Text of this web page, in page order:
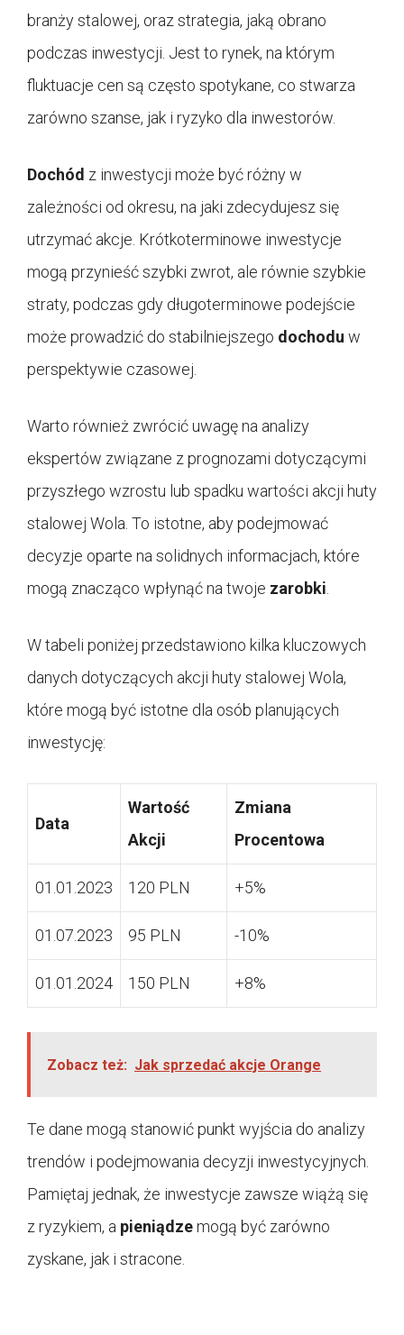
branży stalowej, oraz strategia, jaką obrano
podczas inwestycji. Jest to rynek, na którym
fluktuacje cen są często spotykane, co stwarza
zarówno szanse, jak i ryzyko dla inwestorów.
Dochód z inwestycji może być różny w
zależności od okresu, na jaki zdecydujesz się
utrzymać akcje. Krótkoterminowe inwestycje
mogą przynieść szybki zwrot, ale równie szybkie
straty, podczas gdy długoterminowe podejście
może prowadzić do stabilniejszego dochodu w
perspektywie czasowej.
Warto również zwrócić uwagę na analizy
ekspertów związane z prognozami dotyczącymi
przyszłego wzrostu lub spadku wartości akcji huty
stalowej Wola. To istotne, aby podejmować
decyzje oparte na solidnych informacjach, które
mogą znacząco wpłynąć na twoje zarobki
W tabeli poniżej przedstawiono kilka kluczowych
danych dotyczących akcji huty stalowej Wola,
które mogą być istotne dla osób planujących
inwestycję:
Data
Wartość
Akcji
Zmiana
Procentowa
01.01.2023 120 PLN +5%
01.07.2023 95 PLN -10%
01.01.2024 150 PLN +8%
Zobacz też: Jak sprzedać akcje Orange
Te dane mogą stanowić punkt wyjścia do analizy
trendów i podejmowania decyzji inwestycyjnych.
Pamiętaj jednak, że inwestycje zawsze wiążą się
z ryzykiem, a pieniądzemogą być zarówno
zyskane, jak i stracone.